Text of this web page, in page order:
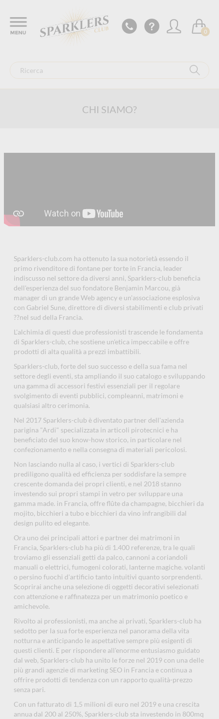
0
CHI SIAMO?
Sparklers-club.com ha ottenuto la sua notorietà essendo il
primo rivenditore di fontane per torte in Francia, leader
indiscusso nel settore da diversi anni, Sparklers-club beneficia
dell'esperienza del suo fondatore Benjamin Marcou, già
manager di un grande Web agency e un'associazione esplosiva
con Gabriel Sune, direttore di diversi stabilimenti e club privati
??nel sud della Francia.
L'alchimia di questi due professionisti trascende le fondamenta
di Sparklers-club, che sostiene un'etica impeccabile e offre
prodotti di alta qualità a prezzi imbattibili.
Sparklers-club, forte del suo successo e della sua fama nel
settore degli eventi, sta ampliando il suo catalogo e sviluppando
una gamma di accessori festivi essenziali per il regolare
svolgimento di eventi pubblici, compleanni, matrimoni e
qualsiasi altro cerimonia.
Nel 2017 Sparklers-club è diventato partner dell'azienda
parigina "Ardi" specializzata in articoli pirotecnici e ha
beneficiato del suo know-how storico, in particolare nel
confezionamento e nella consegna di materiali pericolosi.
Non lasciando nulla al caso, i vertici di Sparklers-club
prediligono qualità ed efficienza per soddisfare la sempre
crescente domanda dei propri clienti, e nel 2018 stanno
investendo sui propri stampi in vetro per sviluppare una
gamma made. in Francia, offre flûte da champagne, bicchieri da
mojito, bicchieri a tubo e bicchieri da vino infrangibili dal
design pulito ed elegante.
Ora uno dei principali attori e partner dei matrimoni in
Francia, Sparklers-club ha più di 1.400 referenze, tra le quali
troviamo gli essenziali getti da palco, cannoni a coriandoli
manuali o elettrici, fumogeni colorati, lanterne magiche. volanti
o persino fuochi d'artificio tanto intuitivi quanto sorprendenti.
Scoprirai anche una selezione di oggetti decorativi selezionati
con attenzione e raffinatezza per un matrimonio poetico e
amichevole.
Rivolto ai professionisti, ma anche ai privati, Sparklers-club ha
sedotto per la sua forte esperienza nel panorama della vita
notturna e anticipando le aspettative sempre più esigenti di
questi clienti. E per rispondere all'enorme entusiasmo guidato
dal web, Sparklers-club ha unito le forze nel 2019 con una delle
più grandi agenzie di marketing SEO in Francia e continua a
offrire prodotti di tendenza con un rapporto qualità-prezzo
senza pari.
Con un fatturato di 1,5 milioni di euro nel 2019 e una crescita
annua dal 200 al 250%, Sparklers-club sta investendo in 800mq